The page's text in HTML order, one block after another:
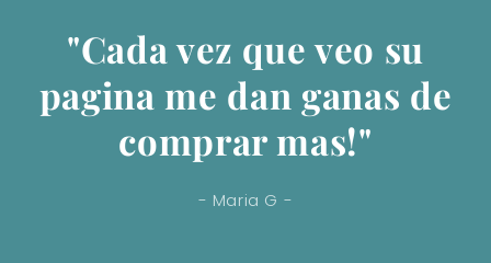
"Cada vez que veo su
pagina me dan ganas de
comprar mas!"
- Maria G -